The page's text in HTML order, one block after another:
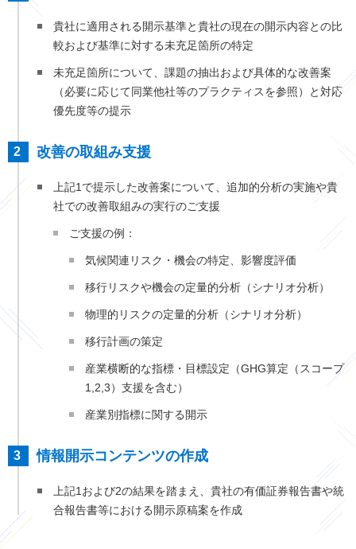
貴社に適用される開示基準と貴社の現在の開示内容との比
較および基準に対する未充足箇所の特定
未充足箇所について、課題の抽出および具体的な改善案
（必要に応じて同業他社等のプラクティスを参照）と対応
優先度等の提示
改善の取組み支援
上記1で提示した改善案について、追加的分析の実施や貴
社での改善取組みの実行のご支援
ご支援の例：
気候関連リスク・機会の特定、影響度評価
移行リスクや機会の定量的分析（シナリオ分析）
物理的リスクの定量的分析（シナリオ分析）
移行計画の策定
産業横断的な指標・目標設定（GHG算定（スコープ
1,2,3）支援を含む）
産業別指標に関する開示
情報開示コンテンツの作成
上記1および2の結果を踏まえ、貴社の有価証券報告書や統
合報告書等における開示原稿案を作成